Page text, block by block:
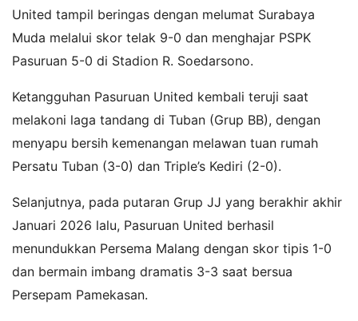
United tampil beringas dengan melumat Surabaya
Muda melalui skor telak 9-0 dan menghajar PSPK
Pasuruan 5-0 di Stadion R. Soedarsono.
Ketangguhan Pasuruan United kembali teruji saat
melakoni laga tandang di Tuban (Grup BB), dengan
menyapu bersih kemenangan melawan tuan rumah
Persatu Tuban (3-0) dan Triple’s Kediri (2-0).
Selanjutnya, pada putaran Grup JJ yang berakhir akhir
Januari 2026 lalu, Pasuruan United berhasil
menundukkan Persema Malang dengan skor tipis 1-0
dan bermain imbang dramatis 3-3 saat bersua
Persepam Pamekasan.